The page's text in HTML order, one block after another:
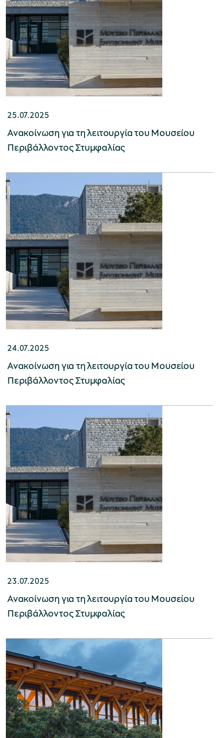
Μουσείο Ελιάς και Ελληνικού Λαδιού
Μουσείο Πλινθοκεραμοποιίας N. & Σ.
Τσαλαπάτα
Μουσείο Μαρμαροτεχνίας
Μουσείο Περιβάλλοντος Στυμφαλίας
Μουσείο Μαστίχας Χίου
Μουσείο Αργυροτεχνίας
ομάδες
προγράμματα
εισιτήρια
εισιτηρίων
25.07.2025
Ανακοίνωση για τη λειτουργία του Μουσείου
Περιβάλλοντος Στυμφαλίας
24.07.2025
Ανακοίνωση για τη λειτουργία του Μουσείου
Περιβάλλοντος Στυμφαλίας
23.07.2025
Aνακοίνωση για τη λειτουργία του Μουσείου
Περιβάλλοντος Στυμφαλίας